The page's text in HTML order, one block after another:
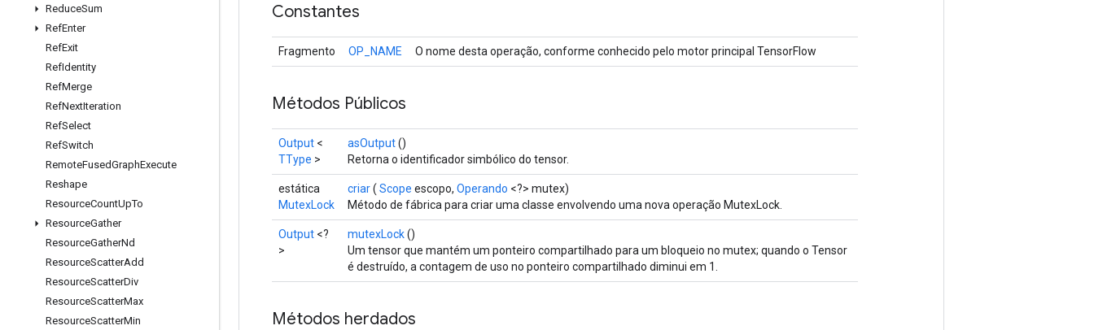
ReduceSum
RefEnter
RefExit
RefIdentity
RefMerge
RefNextIteration
RefSelect
RefSwitch
RemoteFusedGraphExecute
Reshape
ResourceCountUpTo
ResourceGather
ResourceGatherNd
ResourceScatterAdd
ResourceScatterDiv
ResourceScatterMax
ResourceScatterMin
Constantes
Fragmento OP_NAME O nome desta operação, conforme conhecido pelo motor principal TensorFlow
Métodos Públicos
Output <
TType >
asOutput()
Retorna o identificador simbólico do tensor.
estática
MutexLock
criar( Scope escopo, Operando <?> mutex)
Método de fábrica para criar uma classe envolvendo uma nova operação MutexLock.
Output <?
>
mutexLock()
Um tensor que mantém um ponteiro compartilhado para um bloqueio no mutex; quando o Tensor
é destruído, a contagem de uso no ponteiro compartilhado diminui em 1.
Métodos herdados